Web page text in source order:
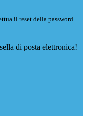
il reset della password
di posta elettronica!